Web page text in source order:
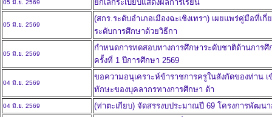
05 มิ.ย. 2569 ยกเลิกระเบียบแสดงผลการเรียน
05 มิ.ย. 2569
(สกร.ระดับอำเภอเมืองฉะเชิงเทรา) เผยแพร่คู่มือที่เกี่
ระดับการศึกษาด้วยวิธีกา
05 มิ.ย. 2569
กำหนดการทดสอบทางการศึกษาระดับชาติด้านการศึ
ครั้งที่ 1 ปีการศึกษา 2569
04 มิ.ย. 2569
ขอความอนุเคราะห์ข้าราชการครูในสังกัดของท่าน
ทักษะของบุคลากรทางการศึกษา ด้า
04 มิ.ย. 2569 (ท่าตะเกียบ) จัดสรรงบประมาณปี 69 โครงการพัฒ